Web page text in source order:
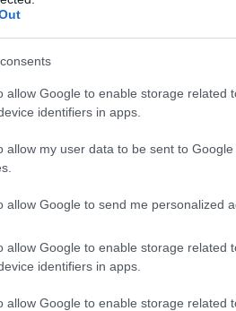
allow Google to enable storage related
identifiers in apps.
allow my user data to be sent to
allow Google to send me personalized
allow Google to enable storage related
identifiers in apps.
allow Google to enable storage related
Don Paolo Palau
Furto Candeliere
Grazie Palau Notizie Palau
i tuoi video e le tue
+39 345 356 7512
di GalluraOggi.it